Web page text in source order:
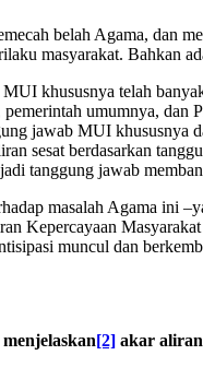
belah Agama, dan
masyarakat. Bahkan
khususnya telah
pemerintah umumnya,
jawab MUI khususnya
sesat berdasarkan
tanggung jawab
masalah Agama ini
Kepercayaan
muncul dan
[2] akar aliran